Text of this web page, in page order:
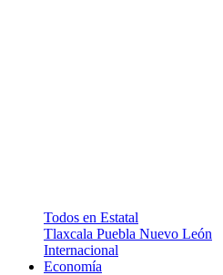
Todos en Estatal
Tlaxcala Puebla Nuevo León
Internacional
Economía